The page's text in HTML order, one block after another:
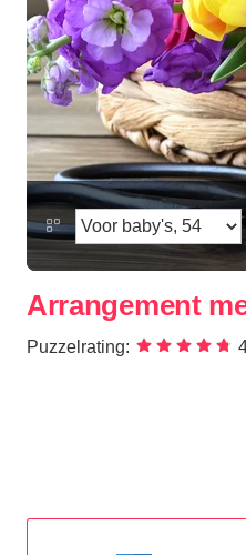
Arrangement
Puzzelrating: